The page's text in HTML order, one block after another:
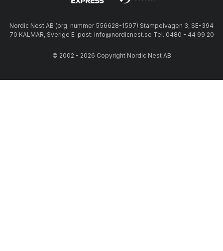
Nordic Nest AB (org. nummer 556628-1597) Stämpelvägen 3, SE-394
70 KALMAR, Sverige E-post: info@nordicnest.se Tel. 0480 - 44 99 20
© 2002 - 2026 Copyright Nordic Nest AB